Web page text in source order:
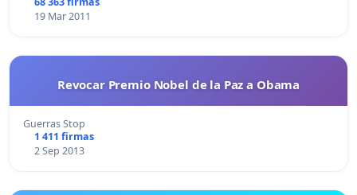
19 Mar 2011
Revocar Premio Nobel de la Paz a Obama
Guerras Stop
1 411 firmas
2 Sep 2013